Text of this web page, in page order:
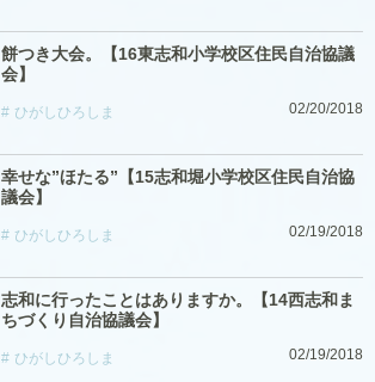
餅つき大会。【16東志和小学校区住民自治協議
会】
ひがしひろしま 02/20/2018
幸せな”ほたる”【15志和堀小学校区住民自治協
議会】
ひがしひろしま 02/19/2018
志和に行ったことはありますか。【14西志和ま
ちづくり自治協議会】
ひがしひろしま 02/19/2018